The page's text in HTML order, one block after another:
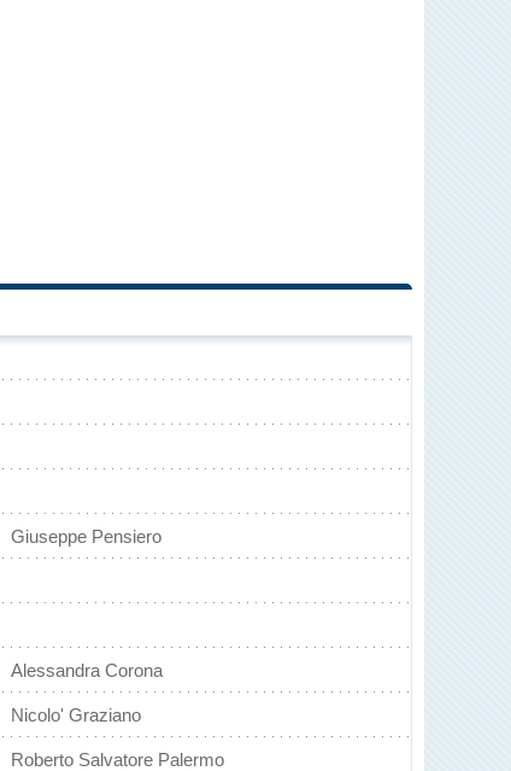
Giuseppe Pensiero
Alessandra Corona
Nicolo' Graziano
Roberto Salvatore Palermo